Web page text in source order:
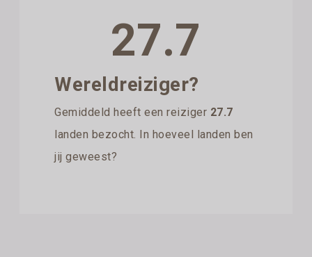
27.7
Wereldreiziger?
Gemiddeld heeft een reiziger 27.7
landen bezocht. In hoeveel landen ben
jij geweest?